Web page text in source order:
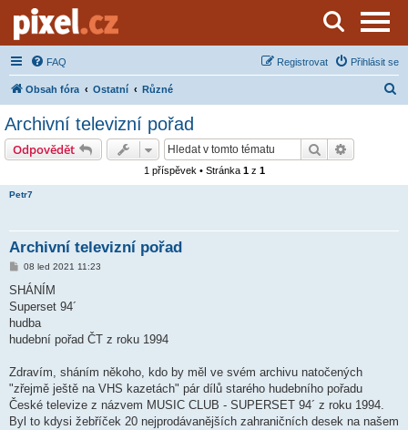
Server o natáčení a zpracování videa
FAQ Přihlásit se
Registrovat
Obsah fóra Ostatní Různé
Archivní televizní pořad
Odpovědět Hledat
1 příspěvek • Stránka 1z 1
Petr7
Archivní televizní pořad
P
í
p
ě
e
08 led 2021 11:23
SHÁNÍM
Superset 94´
hudba
hudební pořad ČT z roku 1994
Zdravím, sháním někoho, kdo by měl ve svém archivu natočených
"zřejmě ještě na VHS kazetách" pár dílů starého hudebního pořadu
České televize z názvem MUSIC CLUB - SUPERSET 94´ z roku 1994.
Byl to kdysi žebříček 20 nejprodávanějších zahraničních desek na našem